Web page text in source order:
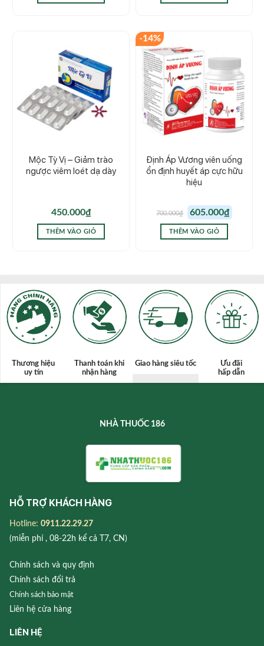
Mộc Tỳ Vị – Giảm trào
ngược viêm loét dạ dày
450.000₫
THÊM VÀO GIỎ
-14%
Định Áp Vương viên uống
ổn định huyết áp cực hữu
hiệu
700.000₫
Giá
gốc
là:
700.000₫.
605.000₫ hiện
THÊM VÀO GIỎ
Thương hiệu
uy tín
Thanh toán khi
nhận hàng
Giao hàng siêu tốc
Ưu đãi
hấp dẫn
NHÀ THUỐC 186
HỖ TRỢ KHÁCH HÀNG
Hotline: 0911.22.29.27
(miễn phí , 08-22h kể cả T7, CN)
Chính sách và quy định
Chính sách đổi trả
Chính sách bảo mật
Liên hệ cửa hàng
LIÊN HỆ